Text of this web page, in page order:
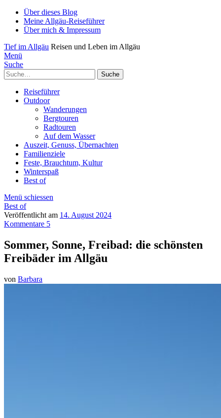
Über dieses Blog
Meine Allgäu-Reiseführer
Über mich & Impressum
Tief im Allgäu Reisen und Leben im Allgäu
Menü
Suche
Suche
Reiseführer
Outdoor
Wanderungen
Bergtouren
Radtouren
Auf dem Wasser
Auszeit, Genuss, Übernachten
Familienziele
Feste, Brauchtum, Kultur
Winterspaß
Best of
Menü schiessen
Best of
Veröffentlicht am 14. August 2024
Kommentare 5
Sommer, Sonne, Freibad: die schönsten
Freibäder im Allgäu
von Barbara